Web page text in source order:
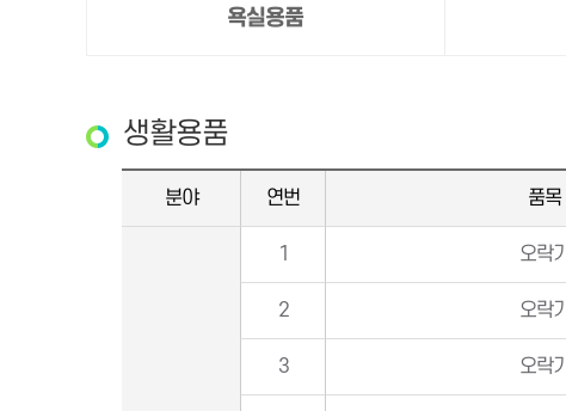
욕실용품
생활용품
분야 연번 품목
1 오락기
2 오락기
3 오락기